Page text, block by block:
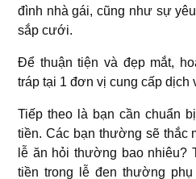
đình nhà gái, cũng như sự
sắp cưới.
Để thuận tiện và đẹp mắt,
tráp tại 1 đơn vị cung cấp dịch
Tiếp theo là bạn cần chuẩn
tiền. Các bạn thường sẽ thắc
lễ ăn hỏi thường bao nhiêu?
tiền trong lễ đen thường